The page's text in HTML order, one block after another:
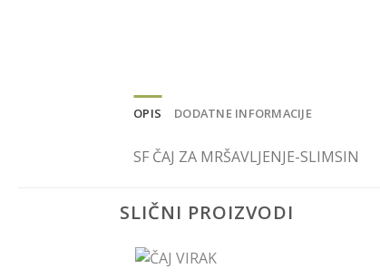
OPIS DODATNE INFORMACIJE
SF ČAJ ZA MRŠAVLJENJE-SLIMSIN
SLIČNI PROIZVODI